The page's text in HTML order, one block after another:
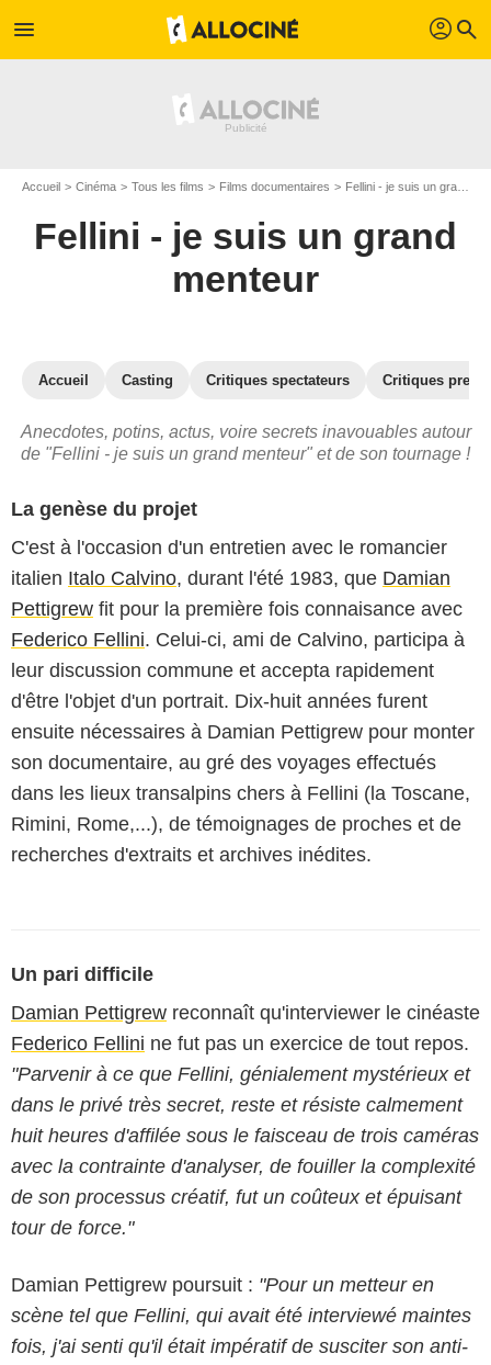
menu profil search
Accueil Cinéma Tous les films Films documentaires Fellini - je suis un grand menteur
Fellini - je suis un grand
menteur
Accueil Casting Critiques spectateurs Critiques
Anecdotes, potins, actus, voire secrets inavouables autour
de "Fellini - je suis un grand menteur" et de son tournage !
La genèse du projet
C'est à l'occasion d'un entretien avec le romancier
italien Italo Calvino, durant l'été 1983, que Damian
Pettigrew fit pour la première fois connaisance avec
Federico Fellini. Celui-ci, ami de Calvino, participa à
leur discussion commune et accepta rapidement
d'être l'objet d'un portrait. Dix-huit années furent
ensuite nécessaires à Damian Pettigrew pour monter
son documentaire, au gré des voyages effectués
dans les lieux transalpins chers à Fellini (la Toscane,
Rimini, Rome,...), de témoignages de proches et de
recherches d'extraits et archives inédites.
Un pari difficile
Damian Pettigrew reconnaît qu'interviewer le cinéaste
Federico Fellini ne fut pas un exercice de tout repos.
"Parvenir à ce que Fellini, génialement mystérieux et
dans le privé très secret, reste et résiste calmement
huit heures d'affilée sous le faisceau de trois caméras
avec la contrainte d'analyser, de fouiller la complexité
de son processus créatif, fut un coûteux et épuisant
tour de force."
Damian Pettigrew poursuit : "Pour un metteur en
scène tel que Fellini, qui avait été interviewé maintes
fois, j'ai senti qu'il était impératif de susciter son anti-